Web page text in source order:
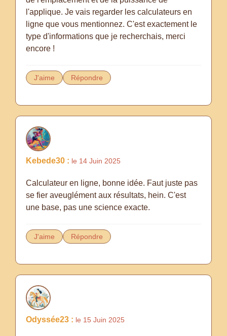
l'applique. Je vais regarder les calculateurs en
ligne que vous mentionnez. C'est exactement le
type d'informations que je recherchais, merci
encore !
J'aime Répondre
Kebede30 : le 14 Juin 2025
Calculateur en ligne, bonne idée. Faut juste pas
se fier aveuglément aux résultats, hein. C'est
une base, pas une science exacte.
J'aime Répondre
Odyssée23 : le 15 Juin 2025